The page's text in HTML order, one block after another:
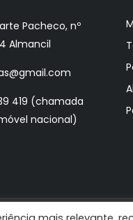
Pacheco, nº
Almancil
419 (chamada
nacional)